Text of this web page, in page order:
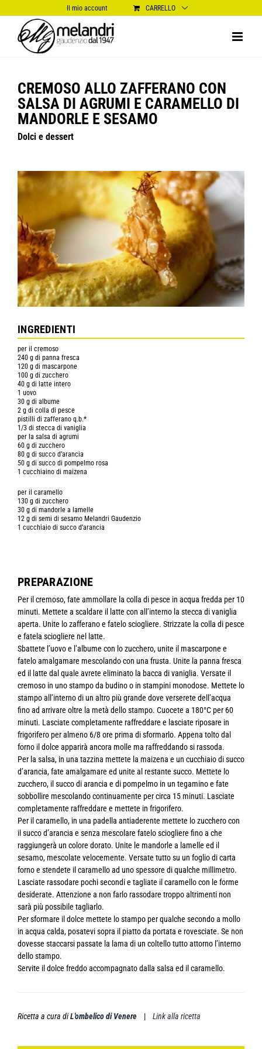
al
contenuto
Il mio account CARRELLO
CREMOSO ALLO ZAFFERANO CON
SALSA DI AGRUMI E CARAMELLO DI
MANDORLE E SESAMO
Dolci e dessert
INGREDIENTI
per il cremoso
240 g di panna fresca
120 g di mascarpone
100 g di zucchero
40 g di latte intero
1 uovo
30 g di albume
2 g di colla di pesce
pistilli di zafferano q.b.*
1/3 di stecca di vaniglia
per la salsa di agrumi
60 g di zucchero
80 g di succo d’arancia
50 g di succo di pompelmo rosa
1 cucchiaino di maizena
per il caramello
130 g di zucchero
30 g di mandorle a lamelle
12 g di semi di sesamo Melandri Gaudenzio
1 cucchiaio di succo d’arancia
PREPARAZIONE
Per il cremoso, fate ammollare la colla di pesce in acqua fredda per 10
minuti. Mettete a scaldare il latte con all’interno la stecca di vaniglia
aperta. Unite lo zafferano e fatelo sciogliere. Strizzate la colla di pesce
e fatela sciogliere nel latte.
Sbattete l’uovo e l’albume con lo zucchero, unite il mascarpone e
fatelo amalgamare mescolando con una frusta. Unite la panna fresca
ed il latte dal quale avrete eliminato la bacca di vaniglia. Versate il
cremoso in uno stampo da budino o in stampini monodose. Mettete lo
stampo all’interno di un altro più grande dove verserete dell’acqua
fino ad arrivare oltre la metà dello stampo. Cuocete a 180°C per 60
minuti. Lasciate completamente raffreddare e lasciate riposare in
frigorifero per almeno 6/8 ore prima di sformarlo. Appena tolto dal
forno il dolce apparirà ancora molle ma raffreddando si rassoda.
Per la salsa, in una tazzina mettete la maizena e un cucchiaio di succo
d’arancia, fate amalgamare ed unite al restante succo. Mettete lo
zucchero, il succo di arancia e di pompelmo in un tegamino e fate
sobbollire mescolando continuamente per circa 15 minuti. Lasciate
completamente raffreddare e mettete in frigorifero.
Per il caramello, in una padella antiaderente mettete lo zucchero con
il succo d’arancia e senza mescolare fatelo sciogliere fino a che
raggiungerà un colore dorato. Unite le mandorle a lamelle ed il
sesamo, mescolate velocemente. Versate tutto su un foglio di carta
forno e stendete il caramello ad uno spessore di qualche millimetro.
Lasciate rassodare pochi secondi e tagliate il caramello con le forme
desiderate. Attenzione a non farlo rassodare troppo altrimenti non
sarà più possibile tagliarlo.
Per sformare il dolce mettete lo stampo per qualche secondo a mollo
in acqua calda, posatevi sopra il piatto da portata e rovesciate. Se non
dovesse staccarsi passate la lama di un coltello tutto attorno l’interno
dello stampo.
Servite il dolce freddo accompagnato dalla salsa ed il caramello.
Ricetta a cura diL'ombelico di Venere | Link alla ricetta